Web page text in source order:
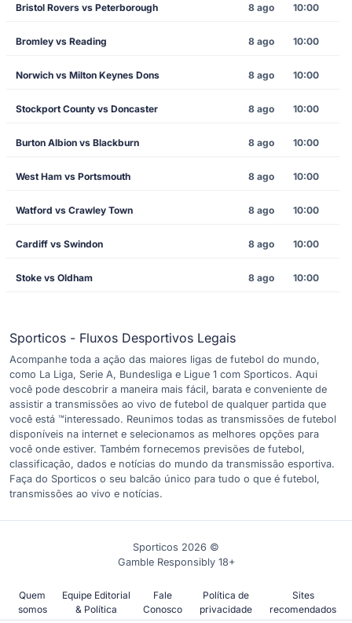
Bristol Rovers vs Peterborough 8 ago 10:00
Bromley vs Reading 8 ago 10:00
Norwich vs Milton Keynes Dons 8 ago 10:00
Stockport County vs Doncaster 8 ago 10:00
Burton Albion vs Blackburn 8 ago 10:00
West Ham vs Portsmouth 8 ago 10:00
Watford vs Crawley Town 8 ago 10:00
Cardiff vs Swindon 8 ago 10:00
Stoke vs Oldham 8 ago 10:00
Sporticos - Fluxos Desportivos Legais
Acompanhe toda a ação das maiores ligas de futebol do mundo,
como La Liga, Serie A, Bundesliga e Ligue 1 com Sporticos. Aqui
você pode descobrir a maneira mais fácil, barata e conveniente de
assistir a transmissões ao vivo de futebol de qualquer partida que
você está ™interessado. Reunimos todas as transmissões de futebol
disponíveis na internet e selecionamos as melhores opções para
você onde estiver. Também fornecemos previsões de futebol,
classificação, dados e notícias do mundo da transmissão esportiva.
Faça do Sporticos o seu balcão único para tudo o que é futebol,
transmissões ao vivo e notícias.
Sporticos 2026 ©
Gamble Responsibly 18+
Quem
somos
Equipe Editorial
& Política
Fale
Conosco
Política de
privacidade
Sites
recomendados